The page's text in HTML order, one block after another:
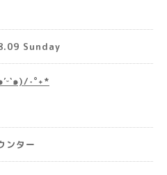
Sunday
๑)/‧˚︎˖*
ンター